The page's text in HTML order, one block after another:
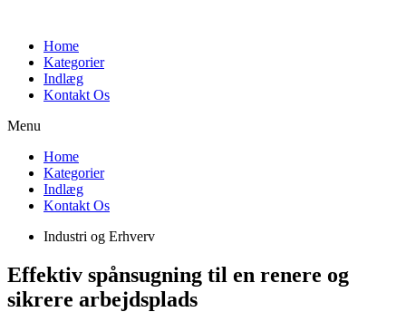
indholdHome
Kategorier
Indlæg
Kontakt Os
Menu
Home
Kategorier
Indlæg
Kontakt Os
Industri og Erhverv
Effektiv spånsugning til en renere og
sikrere arbejdsplads